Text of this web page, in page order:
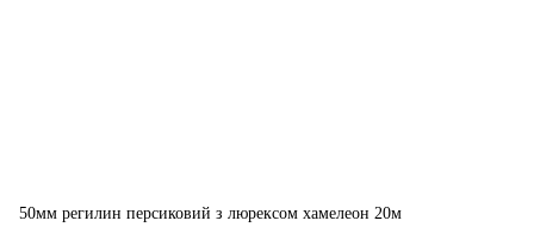
50мм регилин персиковий з люрексом хамелеон 20м